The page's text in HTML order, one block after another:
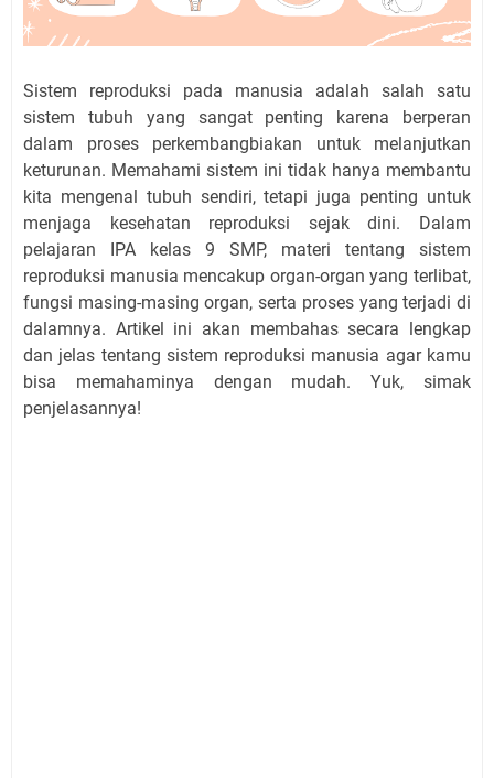
Sistem reproduksi pada manusia adalah salah satu
sistem tubuh yang sangat penting karena berperan
dalam proses perkembangbiakan untuk melanjutkan
keturunan. Memahami sistem ini tidak hanya membantu
kita mengenal tubuh sendiri, tetapi juga penting untuk
menjaga kesehatan reproduksi sejak dini. Dalam
pelajaran IPA kelas 9 SMP, materi tentang sistem
reproduksi manusia mencakup organ-organ yang terlibat,
fungsi masing-masing organ, serta proses yang terjadi di
dalamnya. Artikel ini akan membahas secara lengkap
dan jelas tentang sistem reproduksi manusia agar kamu
bisa memahaminya dengan mudah. Yuk, simak
penjelasannya!